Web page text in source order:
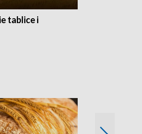
tablice i